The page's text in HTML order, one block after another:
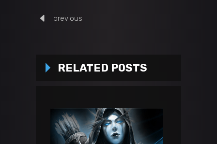
previous
RELATED POSTS